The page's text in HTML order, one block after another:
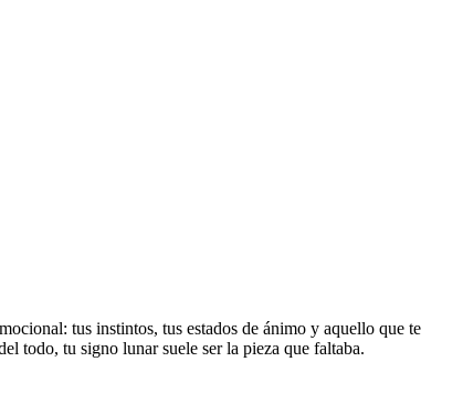
tus instintos, tus estados de ánimo y aquello que te
todo, tu signo lunar suele ser la pieza que faltaba.